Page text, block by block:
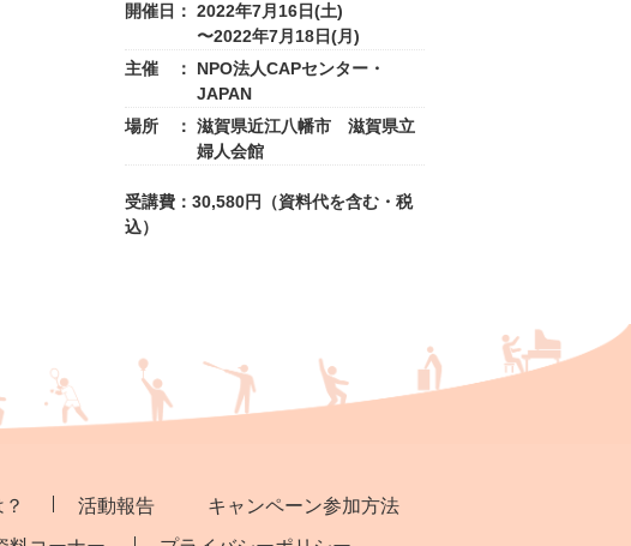
開催日： 2022年7月16日(土)
〜2022年7月18日(月)
主催 ：
NPO法人CAPセンター・
JAPAN
場所 ： 滋賀県近江八幡市 滋賀県立
婦人会館
受講費：30,580円（資料代を含む・税
込）
活動報告
キャンペーン参加方法